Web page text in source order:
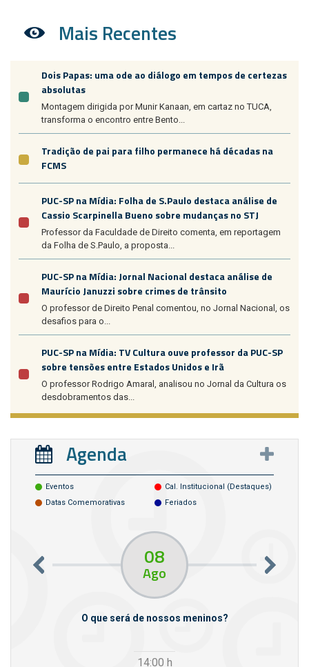
Mais Recentes
Dois Papas: uma ode ao diálogo em tempos de certezas
absolutas
Montagem dirigida por Munir Kanaan, em cartaz no TUCA,
transforma o encontro entre Bento...
Tradição de pai para filho permanece há décadas na
FCMS
PUC-SP na Mídia: Folha de S.Paulo destaca análise de
Cassio Scarpinella Bueno sobre mudanças no STJ
Professor da Faculdade de Direito comenta, em reportagem
da Folha de S.Paulo, a proposta...
PUC-SP na Mídia: Jornal Nacional destaca análise de
Maurício Januzzi sobre crimes de trânsito
O professor de Direito Penal comentou, no Jornal Nacional, os
desafios para o...
PUC-SP na Mídia: TV Cultura ouve professor da PUC-SP
sobre tensões entre Estados Unidos e Irã
O professor Rodrigo Amaral, analisou no Jornal da Cultura os
desdobramentos das...
Agenda
Eventos
Cal. Institucional (destaques)
Datas Comemorativas
Feriados
08
Ago
O que será de nossos meninos?
14:00 h